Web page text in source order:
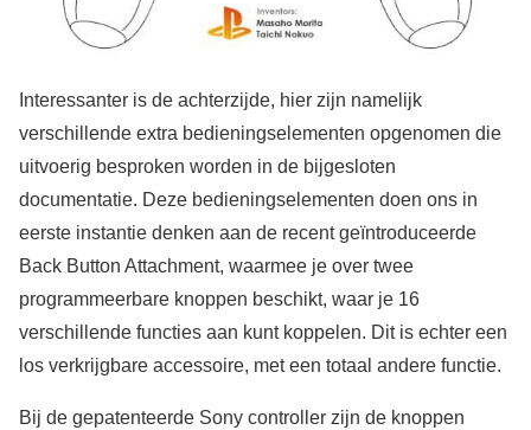
Interessanter is de achterzijde, hier zijn namelijk
verschillende extra bedieningselementen opgenomen die
uitvoerig besproken worden in de bijgesloten
documentatie. Deze bedieningselementen doen ons in
eerste instantie denken aan de recent geïntroduceerde
Back Button Attachment, waarmee je over twee
programmeerbare knoppen beschikt, waar je 16
verschillende functies aan kunt koppelen. Dit is echter een
los verkrijgbare accessoire, met een totaal andere functie.
Bij de gepatenteerde Sony controller zijn de knoppen